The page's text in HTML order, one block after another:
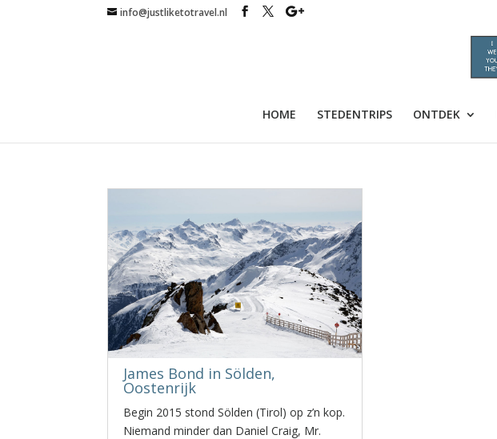
info@justliketotravel.nl
HOME STEDENTRIPS ONTDEK
James Bond in Sölden,
Oostenrijk
Begin 2015 stond Sölden (Tirol) op z’n kop.
Niemand minder dan Daniel Craig, Mr.